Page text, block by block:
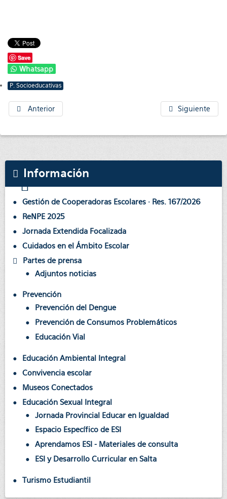
Save
Whatsapp
P. Socioeducativas
Anterior Siguiente
Información
Gestión de Cooperadoras Escolares · Res. 167/2026
ReNPE 2025
Jornada Extendida Focalizada
Cuidados en el Ámbito Escolar
Partes de prensa
Adjuntos noticias
Prevención
Prevención del Dengue
Prevención de Consumos Problemáticos
Educación Vial
Educación Ambiental Integral
Convivencia escolar
Museos Conectados
Educación Sexual Integral
Jornada Provincial Educar en Igualdad
Espacio Específico de ESI
Aprendamos ESI - Materiales de consulta
ESI y Desarrollo Curricular en Salta
Turismo Estudiantil